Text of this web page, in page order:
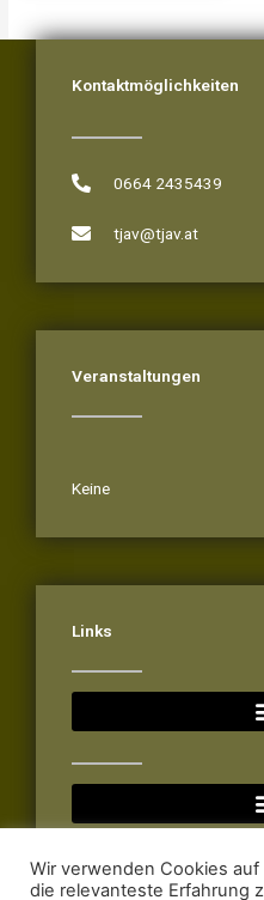
Kontaktmöglichkeiten
0664 2435439
tjav@tjav.at
Veranstaltungen
Keine
Links
Wir verwenden Cookies
die relevanteste Erfahrung